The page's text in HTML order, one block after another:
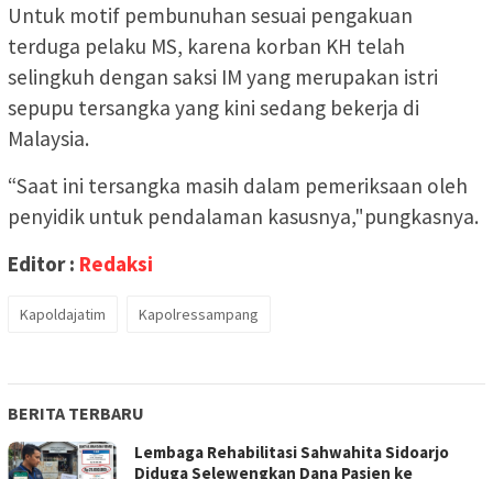
Untuk motif pembunuhan sesuai pengakuan
terduga pelaku MS, karena korban KH telah
selingkuh dengan saksi IM yang merupakan istri
sepupu tersangka yang kini sedang bekerja di
Malaysia.
“Saat ini tersangka masih dalam pemeriksaan oleh
penyidik untuk pendalaman kasusnya,"pungkasnya.
Editor : Redaksi
Kapoldajatim Kapolressampang
BERITA TERBARU
Lembaga Rehabilitasi Sahwahita Sidoarjo
Diduga Selewengkan Dana Pasien ke